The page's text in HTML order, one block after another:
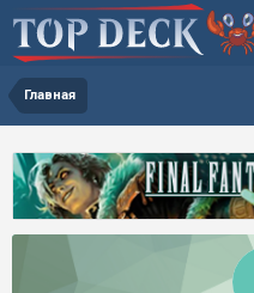
Главная